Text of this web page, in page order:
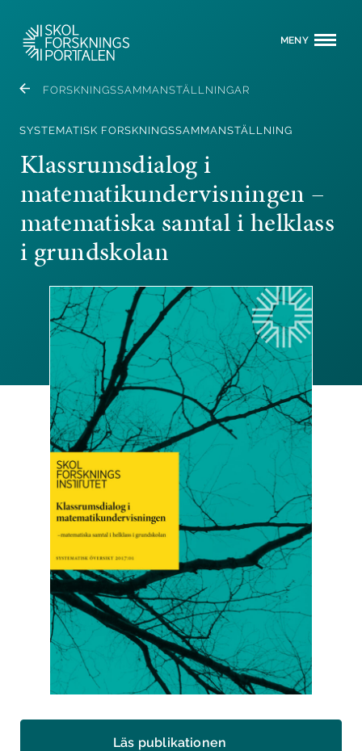
MENY
FORSKNINGSSAMMANSTÄLLNINGAR
SYSTEMATISK FORSKNINGSSAMMANSTÄLLNING
Klassrumsdialog i
matematikundervisningen –
matematiska samtal i helklass
i grundskolan
Läs publikationen